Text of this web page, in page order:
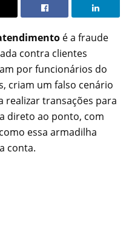
é a fraude
contra clientes
por funcionários do
criam um falso cenário
realizar transações para
direto ao ponto, com
essa armadilha
conta.